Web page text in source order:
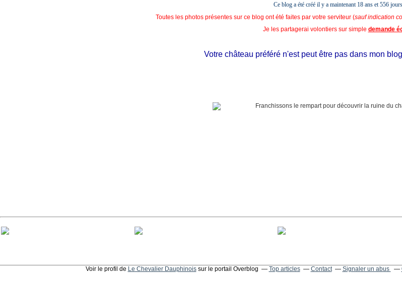
Ce blog a été créé il y a maintenant 18 ans et556
Toutes les photos présentes sur ce blog ont été faites par votre serviteur (sauf indication
Je les partagerai volontiers sur simple demande
Votre château préféré n'est peut être pas dans mon
Voir le profil de Le Chevalier Dauphinoissur le portail Overblog Top articles Contact Signaler un abus